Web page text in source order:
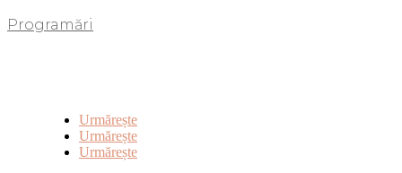
Programări
Urmărește
Urmărește
Urmărește